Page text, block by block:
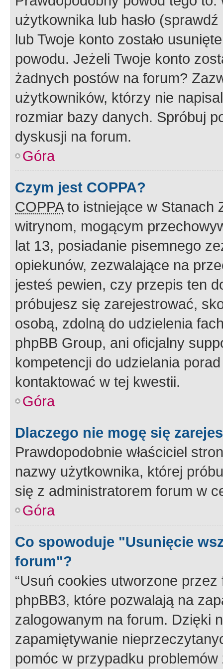
użytkownika lub hasło
lub Twoje konto zostało
powodu. Jeżeli Twoje konto
żadnych postów na forum?
użytkowników, którzy nie
rozmiar bazy danych. Spróbuj
dyskusji na forum.
Góra
Czym jest COPPA?
COPPAto istniejące w Stanach
witrynom, mogącym
lat 13, posiadanie pisemnego
opiekunów, zezwalające na
jesteś pewien, czy przepis ten
próbujesz się zarejestrować,
osobą, zdolną do udzielenia
phpBB Group, ani oficjalny
kompetencji do udzielania
kontaktować w tej kwestii.
Góra
Dlaczego nie mogę się
Prawdopodobnie właściciel
nazwy użytkownika, której
się z administratorem forum w
Góra
Co spowoduje "Usunięcie
forum"?
“Usuń cookies utworzone
phpBB3, które pozwalają na
zalogowanym na forum. Dzięki
zapamiętywanie
pomóc w przypadku